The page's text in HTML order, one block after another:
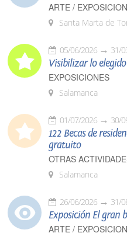
ARTE /
Santa Marta de
05/06/2026 31/
Visibilizar lo elegido
EXPOSICIONES
Salamanca
01/07/2026 30/
122 Becas de
gratuito
OTRAS
Salamanca
26/06/2026 31/
Exposición El gran
ARTE /